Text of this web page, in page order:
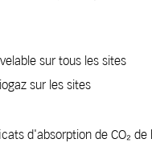
sur tous les sites
sur les sites
d'absorption de CO₂